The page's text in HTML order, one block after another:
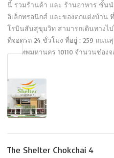
นี้ รวมร้านค้า และ ร้านอาหาร ชั้น
อิเล็กทรอนิกส์ และของตกแต่งบ้าน
โรบินสันสุขุมวิท สามารถเดินทางไ
ที่จอดรถ 24 ชั่วโมง ที่อยู่ : 259 ถน
กรุงเทพมหานคร 10110 จำนวนช่อง
The Shelter Chokchai 4